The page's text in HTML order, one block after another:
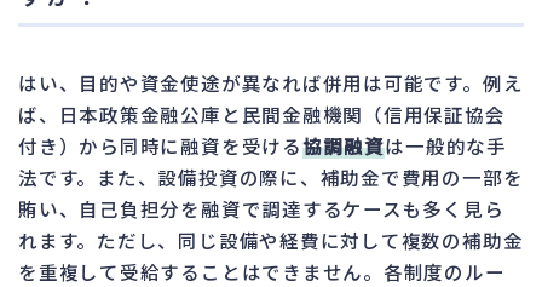
はい、目的や資金使途が異なれば併用は可能です。例え
ば、日本政策金融公庫と民間金融機関（信用保証協会
付き）から同時に融資を受ける協調融資は一般的な手
法です。また、設備投資の際に、補助金で費用の一部を
賄い、自己負担分を融資で調達するケースも多く見ら
れます。ただし、同じ設備や経費に対して複数の補助金
を重複して受給することはできません。各制度のルー